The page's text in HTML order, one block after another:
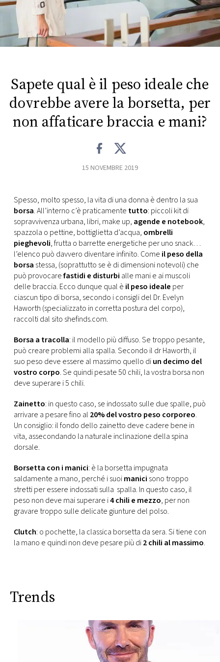
FOTO
CONCORSI
EVENTI
VIDEO
RMC
CONSIGLIA
Sapete qual è il peso ideale che
dovrebbe avere la borsetta, per
non affaticare braccia e mani?
15 NOVEMBRE 2019
Spesso, molto spesso, la vita di una donna è dentro la sua
borsa. All’interno c’è praticamente tutto: piccoli kit di
sopravvivenza urbana, libri, make up, agende e notebook,
spazzola o pettine, bottiglietta d’acqua, ombrelli
pieghevoli, frutta o barrette energetiche per uno snack…
l’elenco può davvero diventare infinito. Come il peso della
borsa stessa, (soprattutto se è di dimensioni notevoli) che
può provocarefastidi e disturbi alle mani e ai muscoli
delle braccia. Ecco dunque qual è il peso ideale per
ciascun tipo di borsa, secondo i consigli del Dr. Evelyn
Haworth (specializzato in corretta postura del corpo),
raccolti dal sito shefinds.com.
Borsa a tracolla: il modello più diffuso. Se troppo pesante,
può creare problemi alla spalla. Secondo il dr Haworth, il
suo peso deve essere al massimo quello diun decimo del
vostro corpo. Se quindi pesate 50 chili, la vostra borsa non
deve superare i 5 chili.
Zainetto: in questo caso, se indossato sulle due spalle, può
arrivare a pesare fino al 20% del vostro peso corporeo.
Un consiglio: il fondo dello zainetto deve cadere bene in
vita, assecondando la naturale inclinazione della spina
dorsale.
Borsetta con i manici: è la borsetta impugnata
saldamente a mano, perché i suoimanici sono troppo
stretti per essere indossati sulla spalla. In questo caso, il
peso non deve mai superare i4 chili e mezzo, per non
gravare troppo sulle delicate giunture del polso.
Clutch: o pochette, la classica borsetta da sera. Si tiene con
la mano e quindi non deve pesare più di2 chili al massimo.
Trends